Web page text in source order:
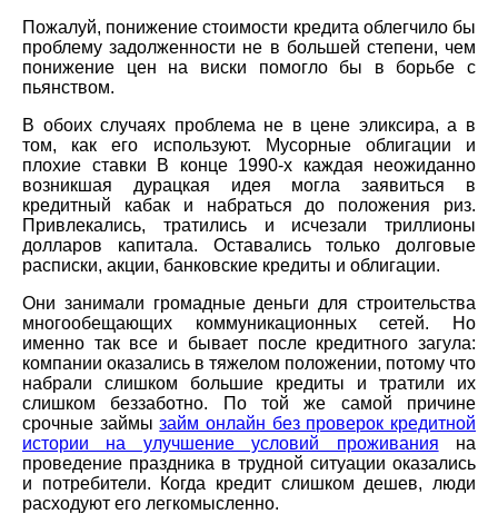
Пожалуй, понижение стоимости кредита облегчило бы
проблему задолженности не в большей степени, чем
понижение цен на виски помогло бы в борьбе с
пьянством.
В обоих случаях проблема не в цене эликсира, а в
том, как его используют. Мусорные облигации и
плохие ставки В конце 1990-х каждая неожиданно
возникшая дурацкая идея могла заявиться в
кредитный кабак и набраться до положения риз.
Привлекались, тратились и исчезали триллионы
долларов капитала. Оставались только долговые
расписки, акции, банковские кредиты и облигации.
Они занимали громадные деньги для строительства
многообещающих коммуникационных сетей. Но
именно так все и бывает после кредитного загула:
компании оказались в тяжелом положении, потому что
набрали слишком большие кредиты и тратили их
слишком беззаботно. По той же самой причине
срочные займызайм онлайн без проверок кредитной
истории на улучшение условий проживания на
проведение праздника в трудной ситуации оказались
и потребители. Когда кредит слишком дешев, люди
расходуют его легкомысленно.